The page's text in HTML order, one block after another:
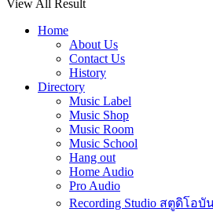
View All Result
Home
About Us
Contact Us
History
Directory
Music Label
Music Shop
Music Room
Music School
Hang out
Home Audio
Pro Audio
Recording Studio สตูดิโอบั